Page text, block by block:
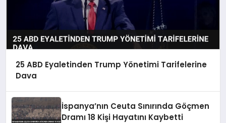
25 ABD Eyaletinden Trump Yönetimi Tarifelerine
Dava
İspanya’nın Ceuta Sınırında Göçmen
Dramı 18 Kişi Hayatını Kaybetti